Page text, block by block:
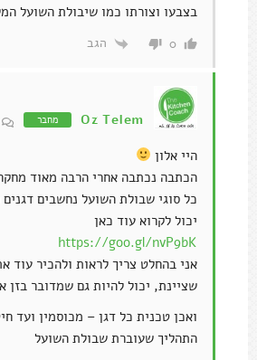
בצבעו וצורתו כמו שיבולת השועל
0 הגב
Oz Telem מחבר
היי אלון
הכתבה נכתבה אחרי הרבה מאוד
כל סוגי שבולת השועל נחשבים
יכול לקרוא עוד כאן
https://goo.gl/nvP9bK
אני בהחלט צריך לראות ולהכיר עוד
שציינת, יכול להיות גם שמדובר
ואכן טכנית כל דגן – מכוסמין ועד
התהליך שעוברת שבולת השועל